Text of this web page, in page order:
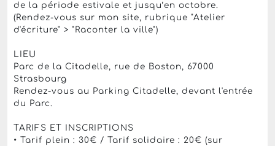
de la période estivale et jusqu’en octobre.
(Rendez-vous sur mon site, rubrique "Atelier
d'écriture" > "Raconter la ville")
LIEU
Parc de la Citadelle, rue de Boston, 67000
Strasbourg
Rendez-vous au Parking Citadelle, devant l'entrée
du Parc.
TARIFS ET INSCRIPTIONS
• Tarif plein : 30€ / Tarif solidaire : 20€ (sur